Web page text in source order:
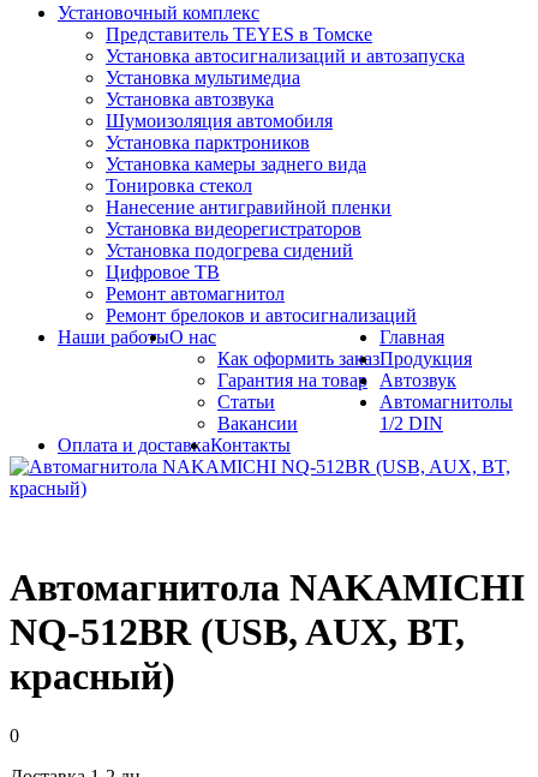
Установочный комплекс
Представитель TEYES в Томске
Установка автосигнализаций и автозапуска
Установка мультимедиа
Установка автозвука
Шумоизоляция автомобиля
Установка парктроников
Установка камеры заднего вида
Тонировка стекол
Нанесение антигравийной пленки
Установка видеорегистраторов
Установка подогрева сидений
Цифровое ТВ
Ремонт автомагнитол
Ремонт брелоков и автосигнализаций
Наши работыО нас
Как оформить заказ
Гарантия на товар
Статьи
Вакансии
Оплата и доставкаКонтакты
Главная
Продукция
Автозвук
Автомагнитолы
1/2 DIN
Автомагнитола NAKAMICHI
NQ-512BR (USB, AUX, BT,
красный)
0